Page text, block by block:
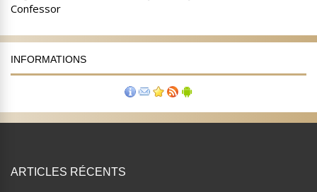
INFORMATIONS
ARTICLES RÉCENTS